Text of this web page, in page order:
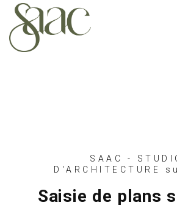
SAAC -
D'ARCHITECTURE
Saisie de plans